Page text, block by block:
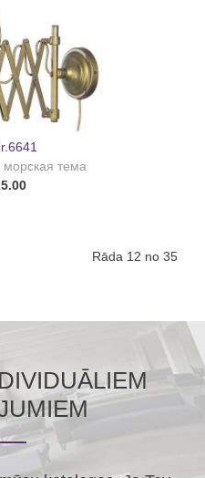
морская тема
Rāda 12 no 35